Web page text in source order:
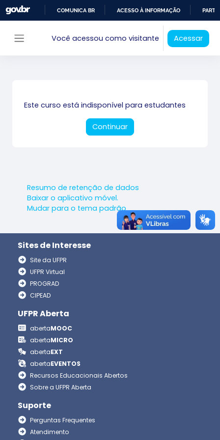
Ir para o conteúdo principal
PARA
COMUNICA BR ACESSO À INFORMAÇÃO
Você acessou como visitante Acessar
Este curso está indisponível para estudantes
Continuar
Resumo de retenção de dados
Baixar o aplicativo móvel.
Mudar para o tema padrão
Sites de Interesse
Site da UFPR
UFPR Virtual
PROGRAD
CIPEAD
UFPR Aberta
abertaMOOC
abertaMICRO
abertaEXT
abertaEVENTOS
Recursos Educacionais Abertos
Sobre a UFPR Aberta
Suporte
Perguntas Frequentes
Atendimento